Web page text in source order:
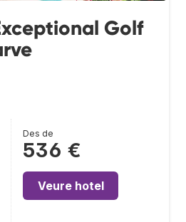
Golf
Des de
536 €
Veure hotel